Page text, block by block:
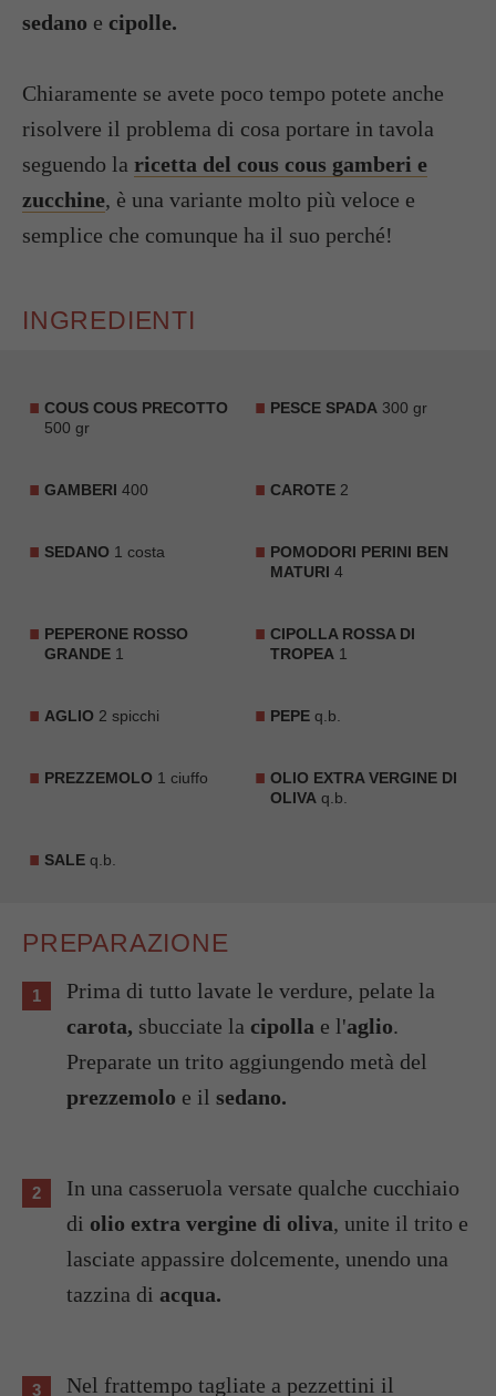
sedano e cipolle.
Chiaramente se avete poco tempo potete anche
risolvere il problema di cosa portare in tavola
seguendo la ricetta del cous cous gamberi e
zucchine, è una variante molto più veloce e
semplice che comunque ha il suo perché!
INGREDIENTI
COUS COUS PRECOTTO
500 gr
PESCE SPADA 300 gr
GAMBERI 400 CAROTE 2
SEDANO 1 costa
POMODORI PERINI BEN
MATURI 4
PEPERONE ROSSO
GRANDE 1
CIPOLLA ROSSA DI
TROPEA 1
AGLIO 2 spicchi PEPE q.b.
PREZZEMOLO 1 ciuffo
OLIO EXTRA VERGINE DI
OLIVA q.b.
SALE q.b.
PREPARAZIONE
Prima di tutto lavate le verdure, pelate la
carota, sbucciate la cipolla e l'aglio.
Preparate un trito aggiungendo metà del
prezzemolo e il sedano.
In una casseruola versate qualche cucchiaio
di olio extra vergine di oliva, unite il trito e
lasciate appassire dolcemente, unendo una
tazzina di acqua.
Nel frattempo tagliate a pezzettini il